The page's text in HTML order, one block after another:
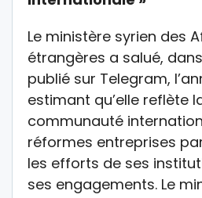
Le ministère syrien des
étrangères a salué,
publié sur Telegram,
estimant qu’elle reflète
communauté
réformes entreprises
les efforts de ses
ses engagements. Le